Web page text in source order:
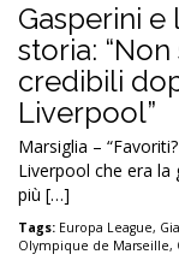
Gasperini e
storia:
credibili
Liverpool”
Marsiglia –
Liverpool che era la
più […]
Tags: Europa League,
Olympique de Marseille,